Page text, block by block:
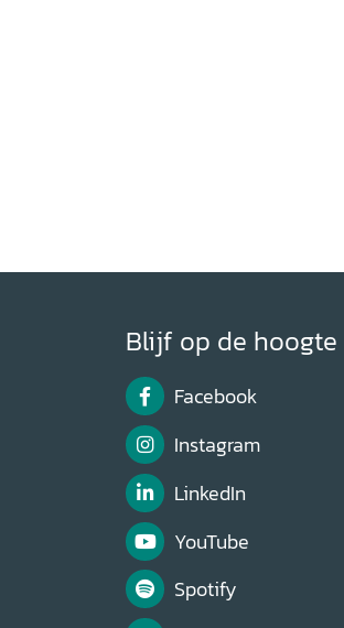
Blijf op de hoogte
Facebook
Instagram
LinkedIn
YouTube
Spotify